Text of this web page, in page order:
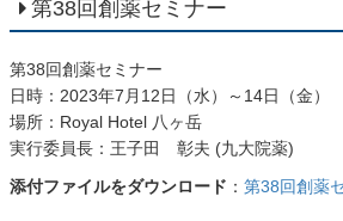
第38回創薬セミナー
第38回創薬セミナー
日時：2023年7月12日（水）～14日（金）
場所：Royal Hotel 八ヶ岳
実行委員長：王子田 彰夫 (九大院薬)
添付ファイルをダウンロード ： 第38回創薬